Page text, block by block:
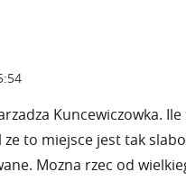
Kuncewiczowka.
ze to miejsce jest tak slabo
Mozna rzec od